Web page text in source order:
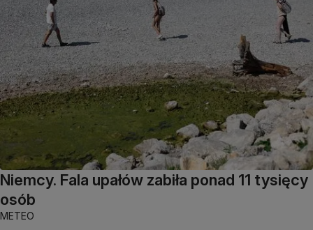
Niemcy. Fala upałów zabiła ponad 11 tysięcy
osób
METEO